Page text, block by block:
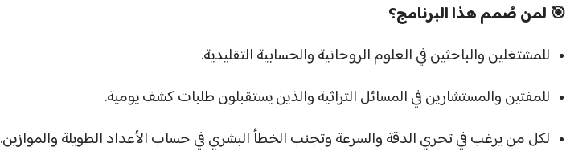
🎯 لمن صُمم هذا البرنامج؟
للمشتغلين والباحثين في العلوم الروحانية والحسابية التقليدية.
للمفتين والمستشارين في المسائل التراثية والذين يستقبلون طلبات كشف يومية.
لكل من يرغب في تحري الدقة والسرعة وتجنب الخطأ البشري في حساب الأعداد الطويلة والموازين.